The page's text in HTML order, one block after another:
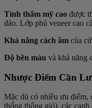
Tính thẩm mỹ cao được
đáo. Lớp phủ veneer cao
Khả năng cách âm của
Độ bền màu và khả năng
Nhược Điểm Cần
Mặc dù có nhiều ưu
thống thông gió), các